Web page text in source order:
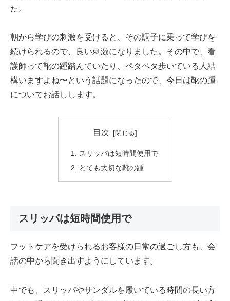
た。
朝から学びの刺激を受けると、その調子に乗って学びを
続けられるので、良い刺激になりました。その中で、看
護師って靴の踵踏んでいたり、ペタペタ歩いている人結
構いますよね〜という話題になったので、今日は靴の踵
についてお話しします。
目次
スリッパは短時間使用で
とても大切な靴の踵
スリッパは短時間使用で
フットケアを受けられるお客様の日常の過ごし方も、会
話の中から聞き出すようにしています。
中でも、スリッパやサンダルを履いている時間の長い方